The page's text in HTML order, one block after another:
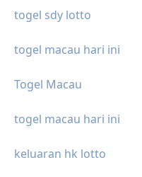
togel sdy lotto
togel macau hari ini
Togel Macau
togel macau hari ini
keluaran hk lotto